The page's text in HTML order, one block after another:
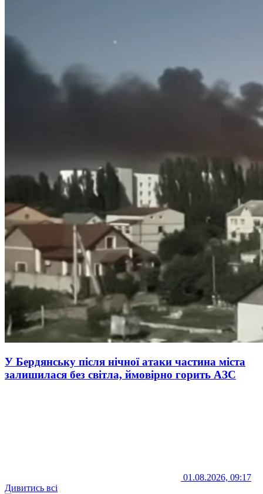
У Бердянську після нічної атаки частина міста
залишилася без світла, ймовірно горить АЗС
01.08.2026, 09:17
Дивитись всі